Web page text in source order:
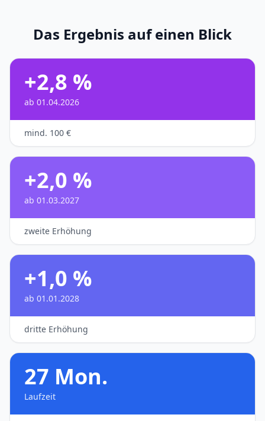
Das Ergebnis auf einen Blick
+2,8 %
ab 01.04.2026
mind. 100 €
+2,0 %
ab 01.03.2027
zweite Erhöhung
+1,0 %
ab 01.01.2028
dritte Erhöhung
27 Mon.
Laufzeit